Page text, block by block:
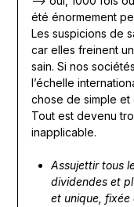
été énormement
Les suspicions de
car elles freinent
sain. Si nos
l’échelle
chose de simple et
Tout est devenu
inapplicable.
Assujettir tous
dividendes et
et unique, fixée